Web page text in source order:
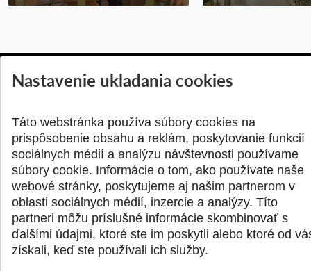
SPÄŤ NA VRCH
© 2026 Slovenská technická univerzita
Nastavenie ukladania cookies
Táto webstránka používa súbory cookies na
prispôsobenie obsahu a reklám, poskytovanie funkcií
sociálnych médií a analýzu návštevnosti používame
súbory cookie. Informácie o tom, ako používate naše
webové stránky, poskytujeme aj našim partnerom v
oblasti sociálnych médií, inzercie a analýzy. Títo
partneri môžu príslušné informácie skombinovať s
ďalšími údajmi, ktoré ste im poskytli alebo ktoré od
získali, keď ste používali ich služby.